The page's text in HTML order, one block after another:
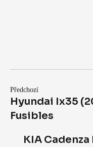
Předchozí
Hyundai Ix35
Fusibles
KIA